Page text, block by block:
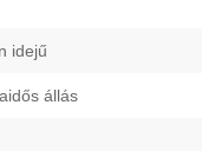
idejű
állás